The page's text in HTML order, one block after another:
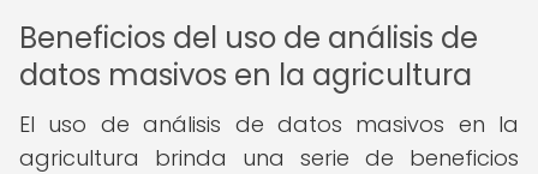
Beneficios del uso de análisis de
datos masivos en la agricultura
El uso de análisis de datos masivos en la
agricultura brinda una serie de beneficios